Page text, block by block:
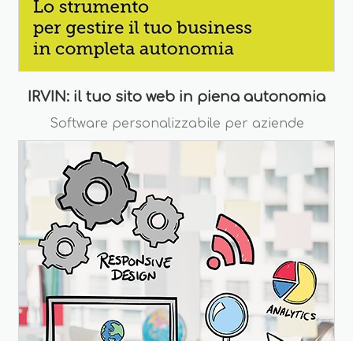
IRVIN: il tuo sito web in piena autonomia
Software personalizzabile per aziende